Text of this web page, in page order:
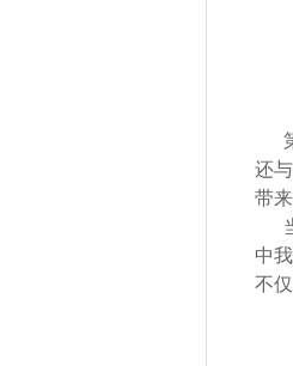
还
带
中
不